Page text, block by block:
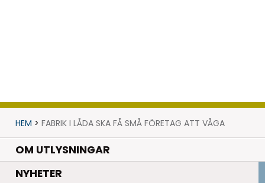
HEM > FABRIK I LÅDA SKA FÅ SMÅ FÖRETAG ATT VÅGA
OM UTLYSNINGAR
NYHETER.